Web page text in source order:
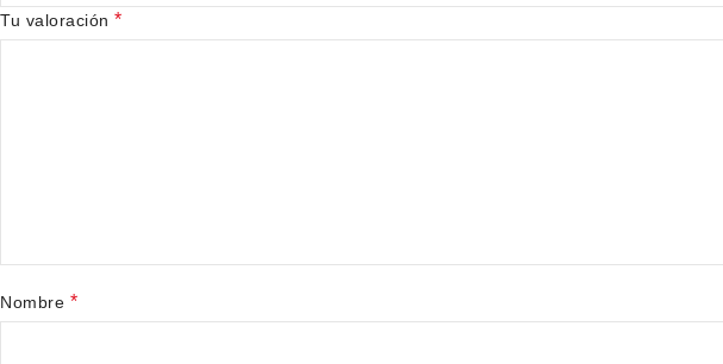
Tu valoración *
Nombre *